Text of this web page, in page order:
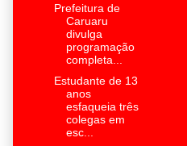
Prefeitura de
Caruaru
divulga
programação
completa...
Estudante de 13
anos
esfaqueia três
colegas em
esc...